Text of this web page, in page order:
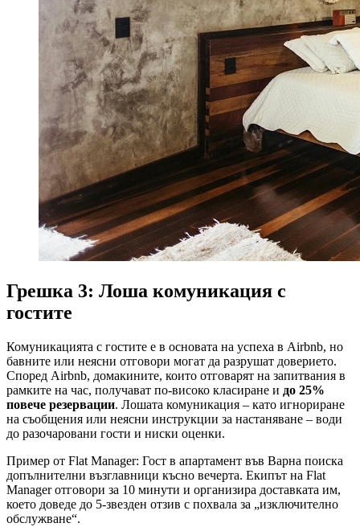
Грешка 3: Лоша комуникация с
гостите
Комуникацията с гостите е в основата на успеха в Airbnb, но
бавните или неясни отговори могат да разрушат доверието.
Според Airbnb, домакините, които отговарят на запитвания в
рамките на час, получават по-високо класиране и до 25%
повече резервации. Лошата комуникация – като игнориране
на съобщения или неясни инструкции за настаняване – води
до разочаровани гости и ниски оценки.
Пример от Flat Manager: Гост в апартамент във Варна поиска
допълнителни възглавници късно вечерта. Екипът на Flat
Manager отговори за 10 минути и организира доставката им,
което доведе до 5-звезден отзив с похвала за „изключително
обслужване“.